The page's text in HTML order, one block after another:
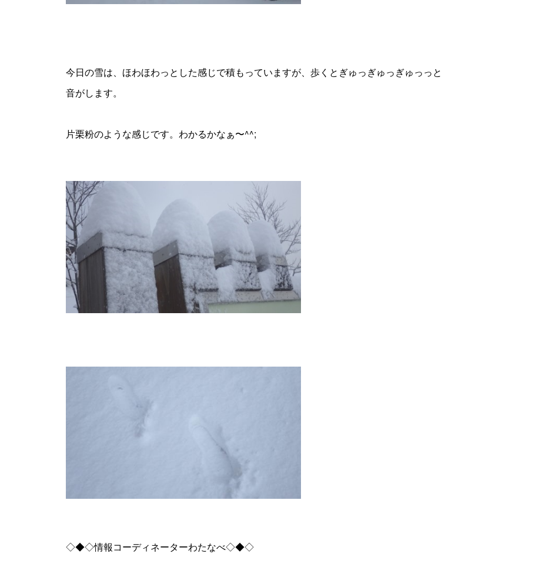
今日の雪は、ほわほわっとした感じで積もっていますが、歩くとぎゅっぎゅっぎゅっっと
音がします。
片栗粉のような感じです。わかるかなぁ〜^^;
◇◆◇情報コーディネーターわたなべ◇◆◇